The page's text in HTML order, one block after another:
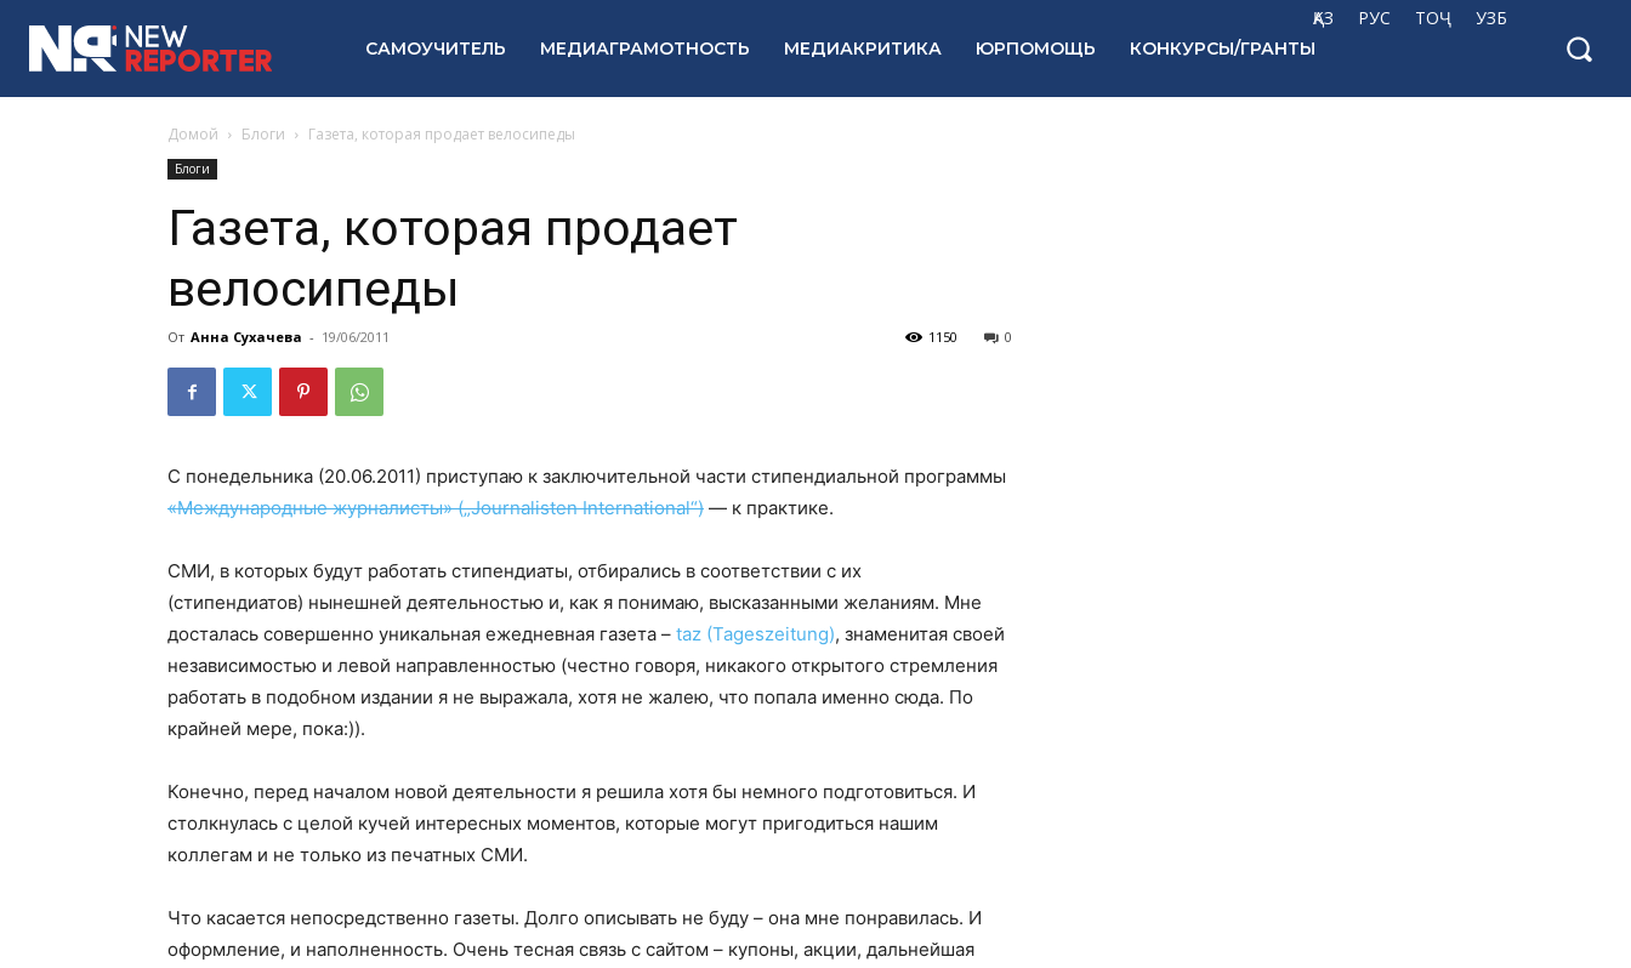
ҚАЗ РУС ТОҶ УЗБ
САМОУЧИТЕЛЬ МЕДИАГРАМОТНОСТЬ МЕДИАКРИТИКА ЮРПОМОЩЬ КОНКУРСЫ/ГРАНТЫ
Домой Блоги Газета, которая продает велосипеды
Блоги
Газета, которая продает
велосипеды
От Анна Сухачева - 19/06/2011 0
1150
С понедельника (20.06.2011) приступаю к заключительной части стипендиальной программы
«Международные журналисты» („Journalisten International“) — к практике.
СМИ, в которых будут работать стипендиаты, отбирались в соответствии с их
(стипендиатов) нынешней деятельностью и, как я понимаю, высказанными желаниям. Мне
досталась совершенно уникальная ежедневная газета – taz (Tageszeitung), знаменитая своей
независимостью и левой направленностью (честно говоря, никакого открытого стремления
работать в подобном издании я не выражала, хотя не жалею, что попала именно сюда. По
крайней мере, пока:)).
Конечно, перед началом новой деятельности я решила хотя бы немного подготовиться. И
столкнулась с целой кучей интересных моментов, которые могут пригодиться нашим
коллегам и не только из печатных СМИ.
Что касается непосредственно газеты. Долго описывать не буду – она мне понравилась. И
оформление, и наполненность. Очень тесная связь с сайтом – купоны, акции, дальнейшая